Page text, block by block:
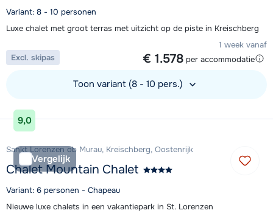
Variant: 8 - 10 personen
Luxe chalet met groot terras met uitzicht op de piste in Kreischberg
1 week vanaf
€ 1.578 per accommodatie
Excl. skipas
Toon variant (8 - 10 pers.)
Bekijk accommodatie
9,0
Vergelijk
Sankt Lorenzen ob Murau, Kreischberg, Oostenrijk
Chalet Mountain Chalet
Variant: 6 personen - Chapeau
Nieuwe luxe chalets in een vakantiepark in St. Lorenzen